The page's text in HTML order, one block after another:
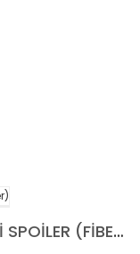
SUBARU İMPREZA 2008-2010 STI SPOILER (FIBER)